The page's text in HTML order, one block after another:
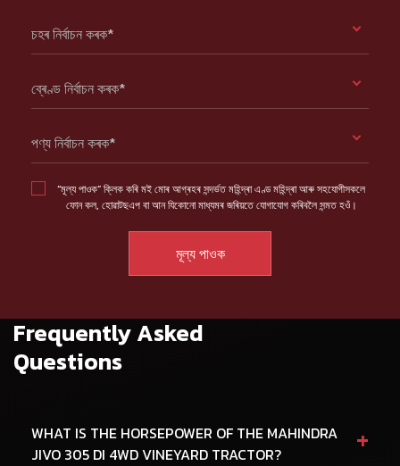
চহৰ নিৰ্বাচন কৰক*
ব্ৰেণ্ড নিৰ্বাচন কৰক*
পণ্য নিৰ্বাচন কৰক*
“মূল্য পাওক” ক্লিক কৰি মই মোৰ আগ্ৰহৰ সন্দৰ্ভত মহিন্দ্ৰা এণ্ড মহিন্দ্ৰা আৰু সহযোগীসকলে
ফোন কল, হোৱাটছএপ বা আন যিকোনো মাধ্যমৰ জৰিয়তে যোগাযোগ কৰিবলৈ সন্মত হওঁ।
Frequently Asked
Questions
WHAT IS THE HORSEPOWER OF THE MAHINDRA
JIVO 305 DI 4WD VINEYARD TRACTOR?
+